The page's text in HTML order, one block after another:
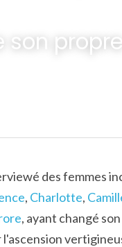
son
des femmes
, Charlotte,
, ayant changé
l'ascension